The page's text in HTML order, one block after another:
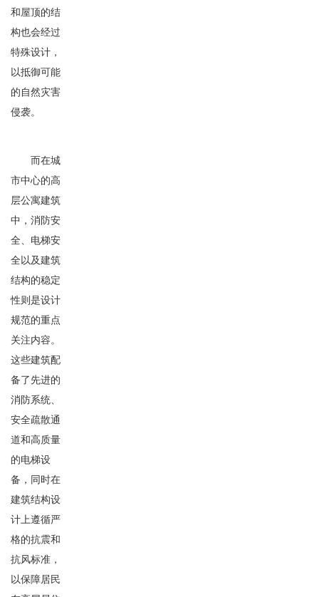
和屋顶的结
构也会经过
特殊设计，
以抵御可能
的自然灾害
侵袭。
而在城
市中心的高
层公寓建筑
中，消防安
全、电梯安
全以及建筑
结构的稳定
性则是设计
规范的重点
关注内容。
这些建筑配
备了先进的
消防系统、
安全疏散通
道和高质量
的电梯设
备，同时在
建筑结构设
计上遵循严
格的抗震和
抗风标准，
以保障居民